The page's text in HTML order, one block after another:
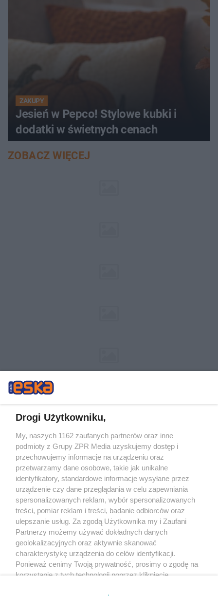
ZAKUPY
Jesień w Pepco! Stylowe kubki i
dodatki w świetnych cenach
ZOBACZ WIĘCEJ
Żaden utwór zamieszczony w serwisie nie może być powielany i
rozpowszechniany lub dalej rozpowszechniany w jakikolwiek sposób (w
tym także elektroniczny lub mechaniczny) na jakimkolwiek polu
eksploatacji w jakiejkolwiek formie, włącznie z umieszczaniem w Internecie
bez pisemnej zgody właściciela praw. Jakiekolwiek użycie lub
wykorzystanie utworów w całości lub w części z naruszeniem prawa, tzn.
bez właściwej zgody, jest zabronione pod groźbą kary i może być ścigane
prawnie.
O nas
Drogi Użytkowniku,
My, naszych 1162 zaufanych partnerów oraz inne
podmioty z Grupy ZPR Media uzyskujemy dostęp i
przechowujemy informacje na urządzeniu oraz
przetwarzamy dane osobowe, takie jak unikalne
identyfikatory, standardowe informacje wysyłane przez
urządzenie czy dane przeglądania w celu zapewniania
spersonalizowanych reklam, wybór spersonalizowanych
treści, pomiar reklam i treści, badanie odbiorców oraz
ulepszanie usług. Za zgodą Użytkownika my i Zaufani
Partnerzy możemy używać dokładnych danych
geolokalizacyjnych oraz aktywnie skanować
charakterystykę urządzenia do celów identyfikacji.
Ponieważ cenimy Twoją prywatność, prosimy o zgodę na
korzystanie z tych technologii poprzez kliknięcie